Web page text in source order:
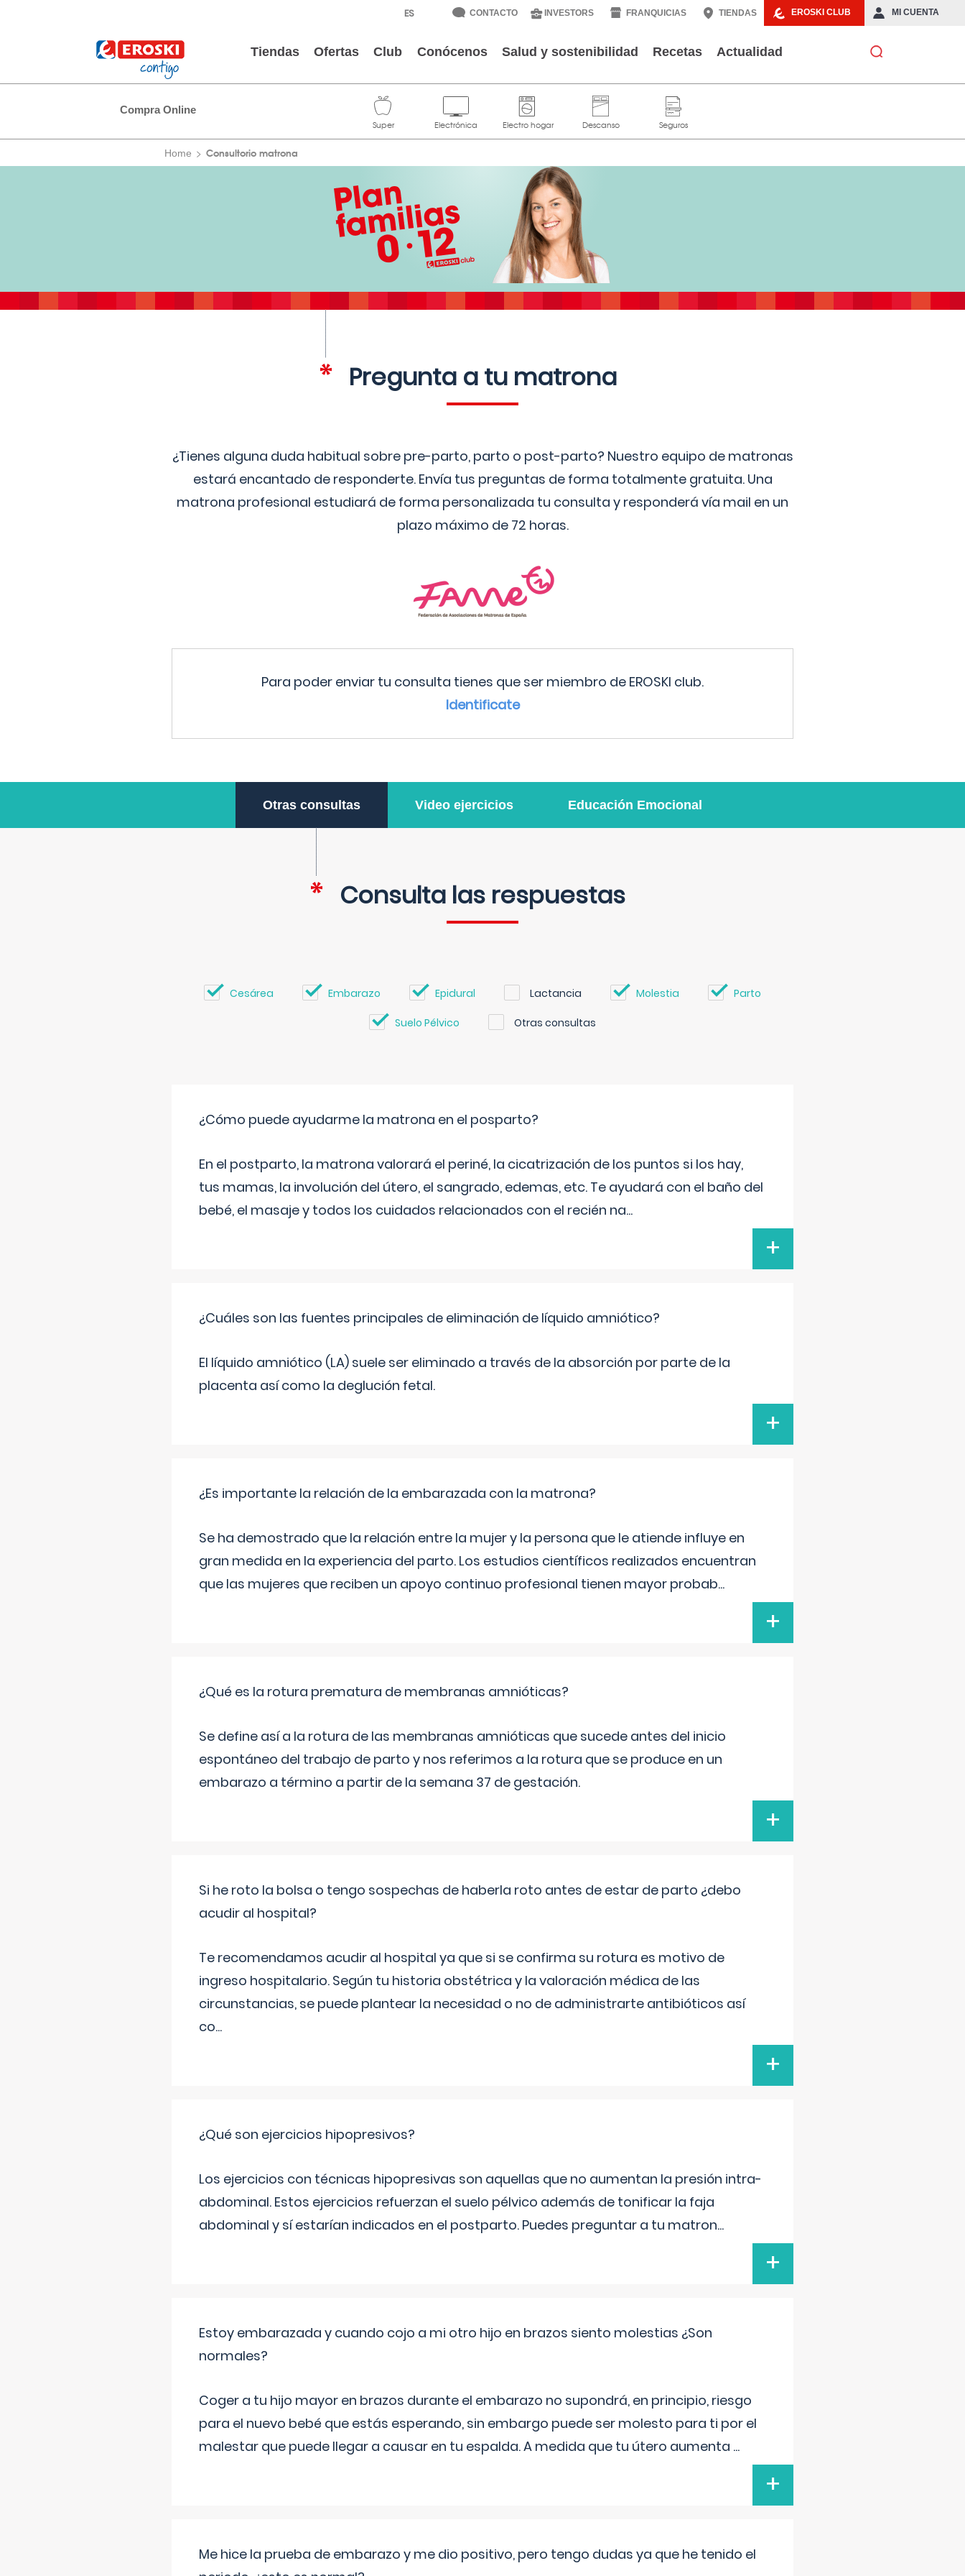
EROSKI CLUB MI CUENTA
CONTACTO INVESTORS FRANQUICIAS TIENDAS
Tiendas Ofertas Club Conócenos Salud y sostenibilidad Recetas Actualidad
Compra Online
Home Consultorio matrona
Pregunta a tu matrona
¿Tienes alguna duda habitual sobre pre-parto, parto o post-parto? Nuestro equipo de matronas
estará encantado de responderte. Envía tus preguntas de forma totalmente gratuita. Una
matrona profesional estudiará de forma personalizada tu consulta y responderá vía mail en un
plazo máximo de 72 horas.
Para poder enviar tu consulta tienes que ser miembro de EROSKI club.
Identificate
Otras consultas Video ejercicios Educación Emocional
Consulta las respuestas
Cesárea Embarazo Epidural Lactancia Molestia Parto
Suelo Pélvico Otras consultas
¿Cómo puede ayudarme la matrona en el posparto?
En el postparto, la matrona valorará el periné, la cicatrización de los puntos si los hay,
tus mamas, la involución del útero, el sangrado, edemas, etc. Te ayudará con el baño del
bebé, el masaje y todos los cuidados relacionados con el recién na...
+
¿Cuáles son las fuentes principales de eliminación de líquido amniótico?
El líquido amniótico (LA) suele ser eliminado a través de la absorción por parte de la
placenta así como la deglución fetal.
+
¿Es importante la relación de la embarazada con la matrona?
Se ha demostrado que la relación entre la mujer y la persona que le atiende influye en
gran medida en la experiencia del parto. Los estudios científicos realizados encuentran
que las mujeres que reciben un apoyo continuo profesional tienen mayor probab...
+
¿Qué es la rotura prematura de membranas amnióticas?
Se define así a la rotura de las membranas amnióticas que sucede antes del inicio
espontáneo del trabajo de parto y nos referimos a la rotura que se produce en un
embarazo a término a partir de la semana 37 de gestación.
+
Si he roto la bolsa o tengo sospechas de haberla roto antes de estar de parto ¿debo
acudir al hospital?
Te recomendamos acudir al hospital ya que si se confirma su rotura es motivo de
ingreso hospitalario. Según tu historia obstétrica y la valoración médica de las
circunstancias, se puede plantear la necesidad o no de administrarte antibióticos así
co...
+
¿Qué son ejercicios hipopresivos?
Los ejercicios con técnicas hipopresivas son aquellas que no aumentan la presión intra-
abdominal. Estos ejercicios refuerzan el suelo pélvico además de tonificar la faja
abdominal y sí estarían indicados en el postparto. Puedes preguntar a tu matron...
+
Estoy embarazada y cuando cojo a mi otro hijo en brazos siento molestias ¿Son
normales?
Coger a tu hijo mayor en brazos durante el embarazo no supondrá, en principio, riesgo
para el nuevo bebé que estás esperando, sin embargo puede ser molesto para ti por el
malestar que puede llegar a causar en tu espalda. A medida que tu útero aumenta ...
+
Me hice la prueba de embarazo y me dio positivo, pero tengo dudas ya que he tenido el